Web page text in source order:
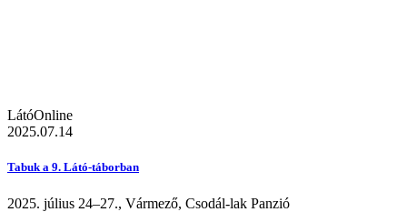
LátóOnline
2025.07.14
Tabuk a 9. Látó-táborban
2025. július 24–27., Vármező, Csodál-lak Panzió